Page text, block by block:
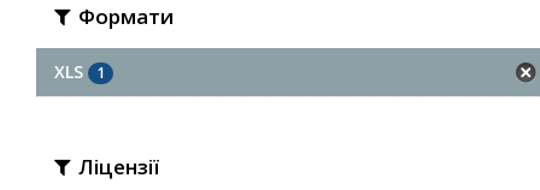
Формати
XLS 1
Ліцензії